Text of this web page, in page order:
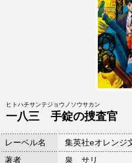
ヒトハチサンテジョウノソウサカン
一八三 手錠の捜査官
レーベル名
集英社eオレンジ
著者
泉 サリ